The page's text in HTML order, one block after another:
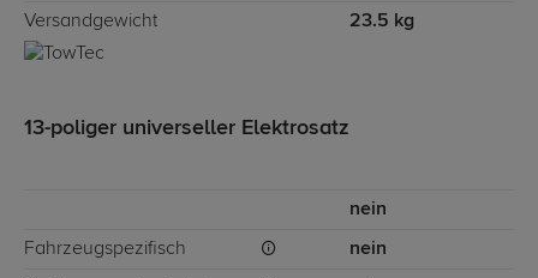
Versandgewicht 23.5 kg
13-poliger universeller Elektrosatz
nein
Fahrzeugspezifisch nein